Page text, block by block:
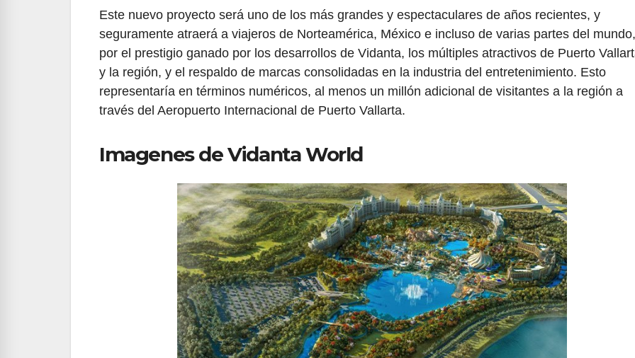
Este nuevo proyecto será uno de los más grandes y espectaculares de años recientes, y
seguramente atraerá a viajeros de Norteamérica, México e incluso de varias partes del mundo,
por el prestigio ganado por los desarrollos de Vidanta, los múltiples atractivos de Puerto
y la región, y el respaldo de marcas consolidadas en la industria del entretenimiento. Esto
representaría en términos numéricos, al menos un millón adicional de visitantes a la región a
través del Aeropuerto Internacional de Puerto Vallarta.
Imagenes de Vidanta World